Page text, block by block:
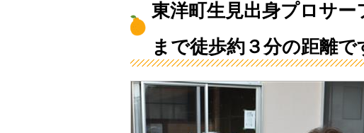
東洋町生見出身プロサ
まで徒歩約３分の距離で